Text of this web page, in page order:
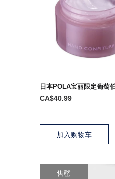
日本POLA宝丽限定葡萄
CA$40.99
加入购物车
售罄